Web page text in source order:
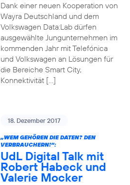
Dank einer neuen Kooperation von
Wayra Deutschland und dem
Volkswagen Data:Lab dürfen
ausgewählte Jungunternehmen im
kommenden Jahr mit Telefónica
und Volkswagen an Lösungen für
die Bereiche Smart City,
Konnektivität […]
18. Dezember 2017
„WEM GEHÖREN DIE DATEN? DEN
VERBRAUCHERN!“:
UdL Digital Talk mit
Robert Habeck und
Valerie Mocker